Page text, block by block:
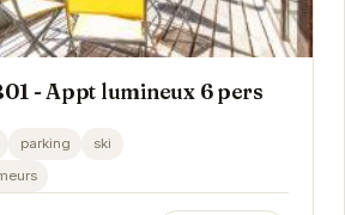
- Appt lumineux 6 pers
parking
ski